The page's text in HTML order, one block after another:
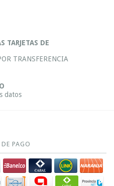
TARJETAS DE
TRANSFERENCIA
datos
PAGO